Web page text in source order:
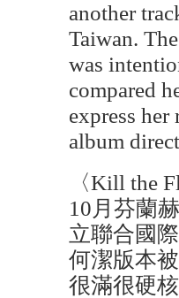
another
Taiwan.
was
compared
express
album
〈Kill the
10月芬蘭
立聯合國
何潔版本
很滿很硬